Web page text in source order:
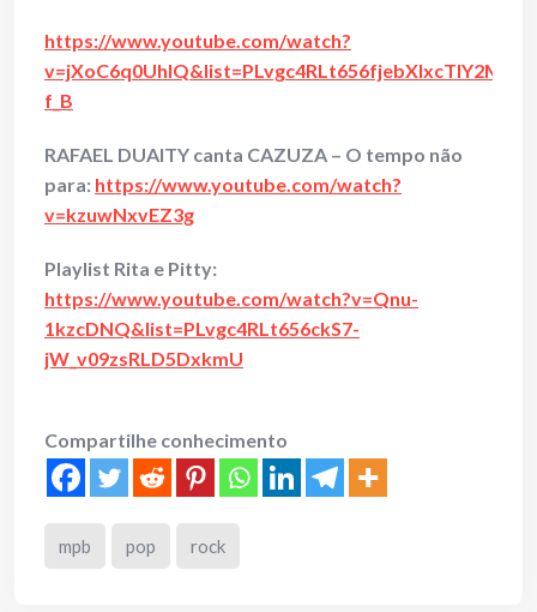
https://www.youtube.com/watch?
f_B
RAFAEL DUAITY canta CAZUZA – O tempo não
para: https://www.youtube.com/watch?
v=kzuwNxvEZ3g
Playlist Rita e Pitty:
https://www.youtube.com/watch?v=Qnu-
1kzcDNQ&list=PLvgc4RLt656ckS7-
jW_v09zsRLD5DxkmU
Compartilhe conhecimento
mpb pop rock